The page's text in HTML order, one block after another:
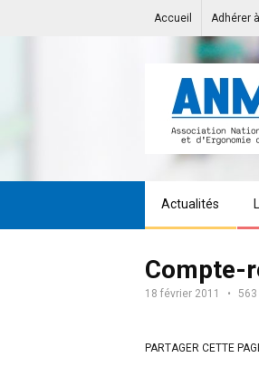
Accueil Adhérer à
Actualités
Compte-
18 février 2011
PARTAGER CETTE